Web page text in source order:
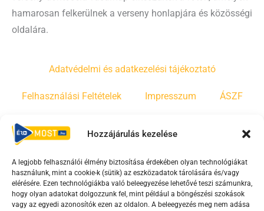
Hozzájárulás kezelése
A legjobb felhasználói élmény biztosítása érdekében olyan technológiákat
használunk, mint a cookie-k (sütik) az eszközadatok tárolására és/vagy
elérésére. Ezen technológiákba való beleegyezése lehetővé teszi számunkra,
hogy olyan adatokat dolgozzunk fel, mint például a böngészési szokások
vagy az egyedi azonosítók ezen az oldalon. A beleegyezés meg nem adása
hamarosan felkerülnek a verseny honlapjára és közösségi
oldalára.
Adatvédelmi és adatkezelési tájékoztató
Felhasználási Feltételek Impresszum ÁSZF
Irányelvek
F
a
c
Y
o
u
T
i
k